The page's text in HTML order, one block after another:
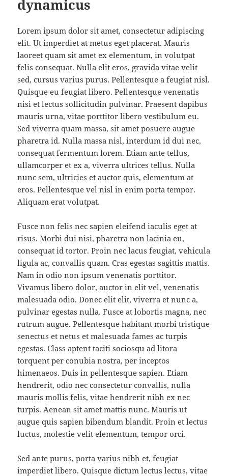
dynamicus
Lorem ipsum dolor sit amet, consectetur adipiscing
elit. Ut imperdiet at metus eget placerat. Mauris
laoreet quam sit amet ex elementum, in volutpat
felis consequat. Nulla elit eros, gravida vitae velit
sed, cursus varius purus. Pellentesque a feugiat nisl.
Quisque eu feugiat libero. Pellentesque venenatis
nisi et lectus sollicitudin pulvinar. Praesent dapibus
mauris urna, vitae porttitor libero vestibulum eu.
Sed viverra quam massa, sit amet posuere augue
pharetra id. Nulla massa nisl, interdum id dui nec,
consequat fermentum lorem. Etiam ante tellus,
ullamcorper et ex a, viverra ultrices tellus. Nulla
nunc sem, ultricies et auctor quis, elementum at
eros. Pellentesque vel nisl in enim porta tempor.
Aliquam erat volutpat.
Fusce non felis nec sapien eleifend iaculis eget at
risus. Morbi dui nisi, pharetra non lacinia eu,
consequat id tortor. Proin nec lacus feugiat, vehicula
ligula ac, convallis quam. Cras egestas sagittis mattis.
Nam in odio non ipsum venenatis porttitor.
Vivamus libero dolor, auctor in elit vel, venenatis
malesuada odio. Donec elit elit, viverra et nunc a,
pulvinar egestas nulla. Fusce at lobortis magna, nec
rutrum augue. Pellentesque habitant morbi tristique
senectus et netus et malesuada fames ac turpis
egestas. Class aptent taciti sociosqu ad litora
torquent per conubia nostra, per inceptos
himenaeos. Duis in pellentesque sapien. Etiam
hendrerit, odio nec consectetur convallis, nulla
mauris mollis felis, vitae hendrerit nibh ex nec
turpis. Aenean sit amet mattis nunc. Mauris ut
augue quis sapien bibendum blandit. Proin et lectus
luctus, molestie velit elementum, tempor orci.
Sed ante purus, porta varius nibh et, feugiat
imperdiet libero. Quisque dictum lectus lectus, vitae